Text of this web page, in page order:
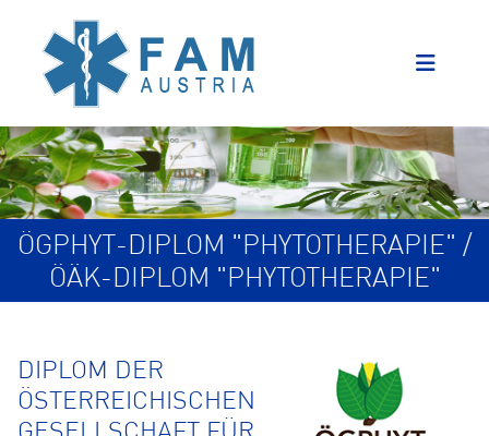
ÖGPHYT-DIPLOM "PHYTOTHERAPIE" /
ÖÄK-DIPLOM "PHYTOTHERAPIE"
DIPLOM DER
ÖSTERREICHISCHEN